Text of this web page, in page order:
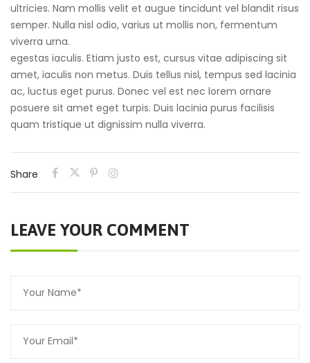
ultricies. Nam mollis velit et augue tincidunt vel blandit risus
semper. Nulla nisl odio, varius ut mollis non, fermentum
viverra urna.
egestas iaculis. Etiam justo est, cursus vitae adipiscing sit
amet, iaculis non metus. Duis tellus nisl, tempus sed lacinia
ac, luctus eget purus. Donec vel est nec lorem ornare
posuere sit amet eget turpis. Duis lacinia purus facilisis
quam tristique ut dignissim nulla viverra.
Share
LEAVE YOUR COMMENT